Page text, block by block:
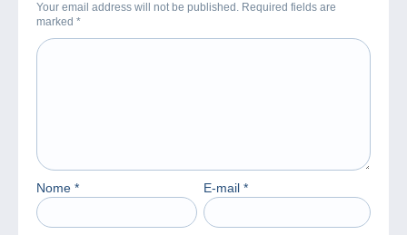
Your email address will not be published. Required fields are
marked *
Nome * E-mail *